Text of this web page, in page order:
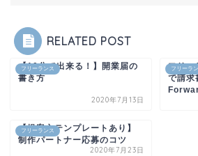
RELATED POST
フリーランス
【10分で出来る！】開業届の
書き方
2020年7月13日
フリーラ
フリー
で請求
フリーランス
【提案文テンプレートあり】
制作パートナー応募のコツ
2020年7月23日